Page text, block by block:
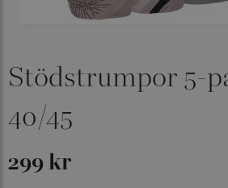
Stödstrumpor 5-
40/45
299 kr